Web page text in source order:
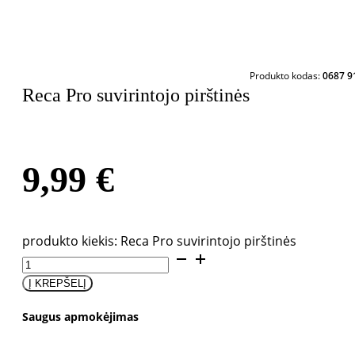
Reca Pro suvirintojo pirštinės
Produkto kodas:0687
9,99 €
produkto kiekis: Reca Pro suvirintojo pirštinės
Į KREPŠELĮ
Saugus apmokėjimas